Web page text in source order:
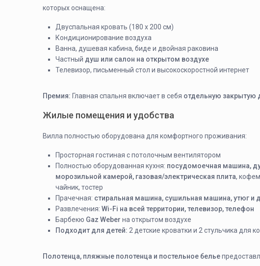
которых оснащена:
Двуспальная кровать (180 x 200 см)
Кондиционирование воздуха
Ванна, душевая кабина, биде и двойная раковина
Частный душ или салон на открытом воздухе
Телевизор, письменный стол и высокоскоростной интернет
Премия: Главная спальня включает в себя отдельную закрытую
Жилые помещения и удобства
Вилла полностью оборудована для комфортного проживания:
Просторная гостиная с потолочным вентилятором
Полностью оборудованная кухня: посудомоечная машина,
морозильной камерой, газовая/электрическая плита,
чайник, тостер
Прачечная: стиральная машина, сушильная машина, утюг и
Развлечения: Wi-Fi на всей территории, телевизор, телефон
Барбекю Gaz Weber на открытом воздухе
Подходит для детей: 2 детские кроватки и 2 стульчика для
Полотенца, пляжные полотенца и постельное белье